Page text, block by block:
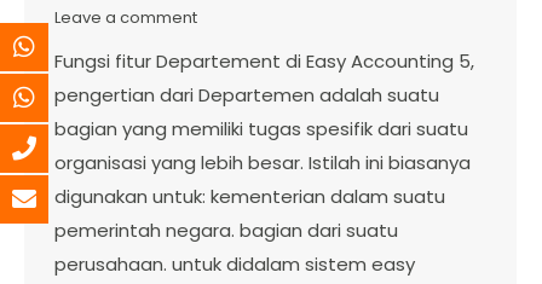
Leave a comment
Fungsi fitur Departement di Easy Accounting 5,
pengertian dari Departemen adalah suatu
bagian yang memiliki tugas spesifik dari suatu
organisasi yang lebih besar. Istilah ini biasanya
digunakan untuk: kementerian dalam suatu
pemerintah negara. bagian dari suatu
perusahaan. untuk didalam sistem easy